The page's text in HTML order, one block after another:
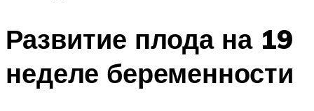
Развитие плода на 19
неделе беременности